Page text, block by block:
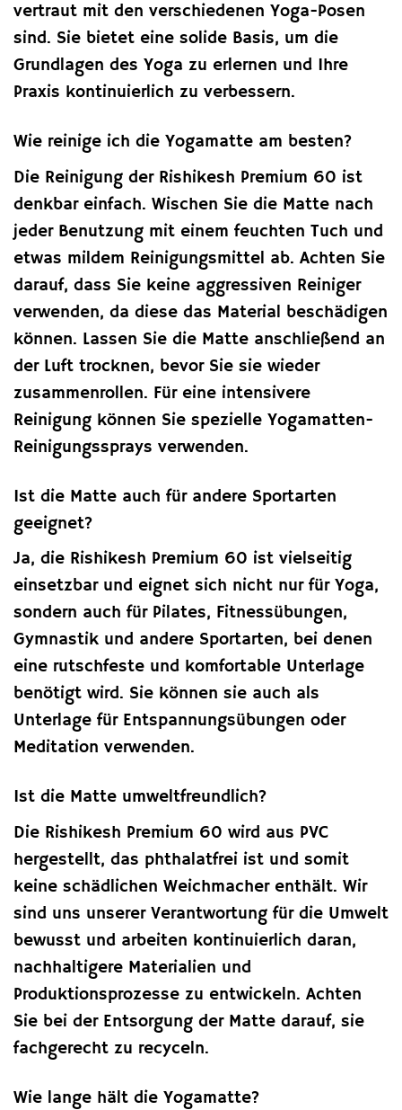
vertraut mit den verschiedenen Yoga-Posen
sind. Sie bietet eine solide Basis, um die
Grundlagen des Yoga zu erlernen und Ihre
Praxis kontinuierlich zu verbessern.
Wie reinige ich die Yogamatte am besten?
Die Reinigung der Rishikesh Premium 60 ist
denkbar einfach. Wischen Sie die Matte nach
jeder Benutzung mit einem feuchten Tuch und
etwas mildem Reinigungsmittel ab. Achten Sie
darauf, dass Sie keine aggressiven Reiniger
verwenden, da diese das Material beschädigen
können. Lassen Sie die Matte anschließend an
der Luft trocknen, bevor Sie sie wieder
zusammenrollen. Für eine intensivere
Reinigung können Sie spezielle Yogamatten-
Reinigungssprays verwenden.
Ist die Matte auch für andere Sportarten
geeignet?
Ja, die Rishikesh Premium 60 ist vielseitig
einsetzbar und eignet sich nicht nur für Yoga,
sondern auch für Pilates, Fitnessübungen,
Gymnastik und andere Sportarten, bei denen
eine rutschfeste und komfortable Unterlage
benötigt wird. Sie können sie auch als
Unterlage für Entspannungsübungen oder
Meditation verwenden.
Ist die Matte umweltfreundlich?
Die Rishikesh Premium 60 wird aus PVC
hergestellt, das phthalatfrei ist und somit
keine schädlichen Weichmacher enthält. Wir
sind uns unserer Verantwortung für die Umwelt
bewusst und arbeiten kontinuierlich daran,
nachhaltigere Materialien und
Produktionsprozesse zu entwickeln. Achten
Sie bei der Entsorgung der Matte darauf, sie
fachgerecht zu recyceln.
Wie lange hält die Yogamatte?